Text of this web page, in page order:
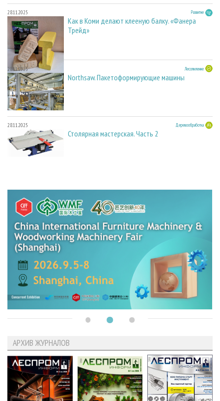
28.11.2025 Развитие
Как в Коми делают клееную балку. «Фанера
Трейд»
28.11.2025 Лесопиление
Northsaw. Пакетоформирующие машины
28.11.2025 Деревообработка
Столярная мастерская. Часть 2
АРХИВ ЖУРНАЛОВ